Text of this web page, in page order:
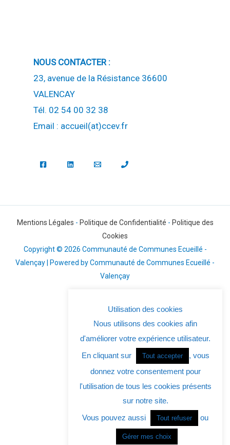
NOUS CONTACTER :
23, avenue de la Résistance 36600
VALENCAY
Tél. 02 54 00 32 38
Email : accueil(at)ccev.fr
Mentions Légales - Politique de Confidentialité - Politique des
Cookies
Copyright © 2026 Communauté de Communes Ecueillé -
Valençay | Powered by Communauté de Communes Ecueillé -
Valençay
Utilisation des cookies
Nous utilisons des cookies afin
d'améliorer votre expérience utilisateur.
En cliquant sur
Tout accepter
, vous
donnez votre consentement pour
l'utilisation de tous les cookies présents
sur notre site.
Vous pouvez aussi
Tout refuser ou
Gérer mes choix